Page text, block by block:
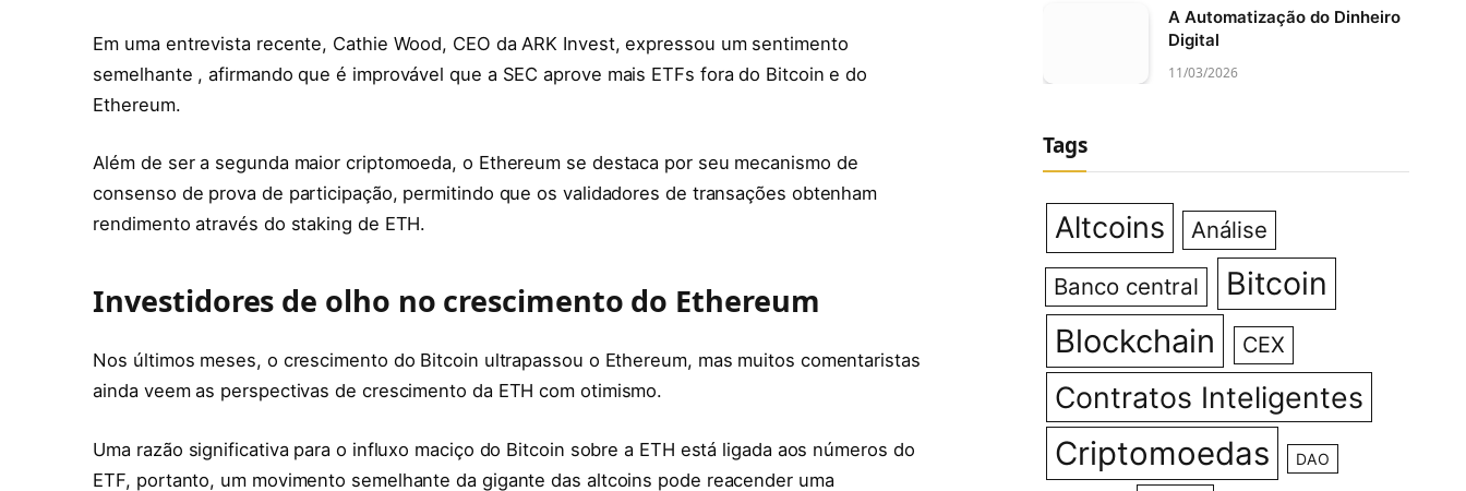
Em uma entrevista recente, Cathie Wood, CEO da ARK Invest, expressou um sentimento
semelhante , afirmando que é improvável que a SEC aprove mais ETFs fora do Bitcoin e do
Ethereum.
Além de ser a segunda maior criptomoeda, o Ethereum se destaca por seu mecanismo de
consenso de prova de participação, permitindo que os validadores de transações obtenham
rendimento através do staking de ETH.
Investidores de olho no crescimento do Ethereum
Nos últimos meses, o crescimento do Bitcoin ultrapassou o Ethereum, mas muitos comentaristas
ainda veem as perspectivas de crescimento da ETH com otimismo.
Uma razão significativa para o influxo maciço do Bitcoin sobre a ETH está ligada aos números do
ETF, portanto, um movimento semelhante da gigante das altcoins pode reacender uma
A Automatização do Dinheiro
Digital
11/03/2026
Tags
Altcoins Análise
Banco central
Bitcoin
Blockchain
CEX
Contratos Inteligentes
Criptomoedas DAO